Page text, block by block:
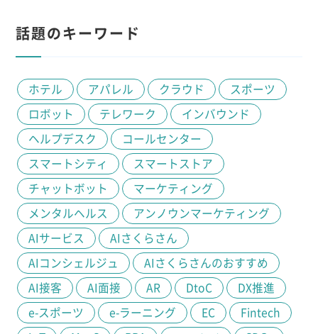
話題のキーワード
ホテル アパレル クラウド
スポーツ
ロボット
テレワーク
インバウンド
ヘルプデスク
コールセンター
スマートシティ
スマートストア
チャットボット
マーケティング
メンタルヘルス
アンノウンマーケティング
AIサービス
AIさくらさん
AIコンシェルジュ
AIさくらさんのおすすめ
AI接客
AI面接 AR DtoC
DX推進
e-スポーツ
e-ラーニング EC
Fintech